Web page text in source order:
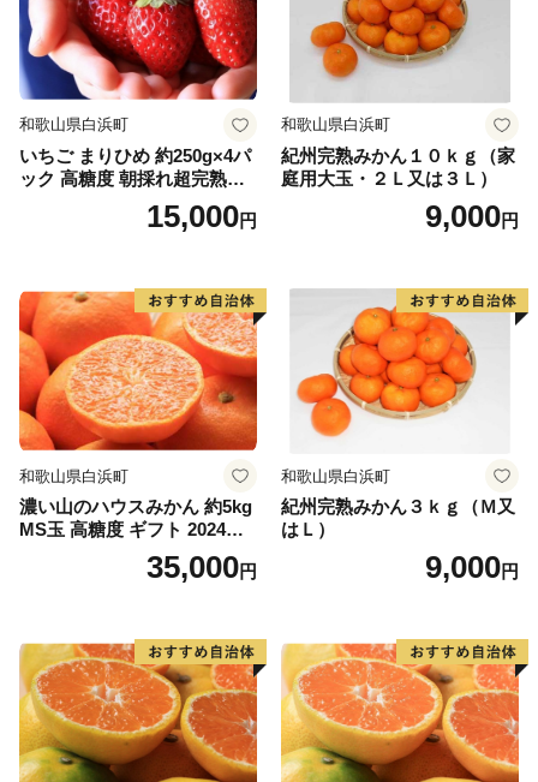
和歌山県白浜町
いちご まりひめ 約250g×4パ
ック 高糖度 朝採れ超完熟ま
りひめ 1月以降発送分
15,000円
和歌山県白浜町
紀州完熟みかん１０ｋｇ（家
庭用大玉・２Ｌ又は３Ｌ）
9,000円
和歌山県白浜町
濃い山のハウスみかん 約5kg
MS玉 高糖度 ギフト 2024年7
35,000円
和歌山県白浜町
紀州完熟みかん３ｋｇ（Ｍ又
はＬ）
9,000円